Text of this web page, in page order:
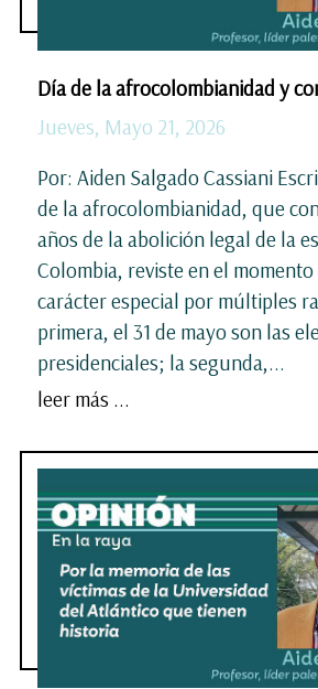
Día de la afrocolombianidad y
Jueves, Mayo 21, 2026
Por: Aiden Salgado Cassiani
de la afrocolombianidad, que
años de la abolición legal de la
Colombia, reviste en el
carácter especial por múltiples
primera, el 31 de mayo son las
presidenciales; la segunda,...
leer más ...